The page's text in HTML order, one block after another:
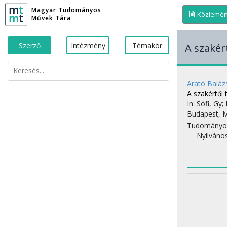
Magyar Tudományos
Művek Tára
Szerző Intézmény Témakör A
Arató
A szakértői
In: Sófi, Gy;
Budapest,